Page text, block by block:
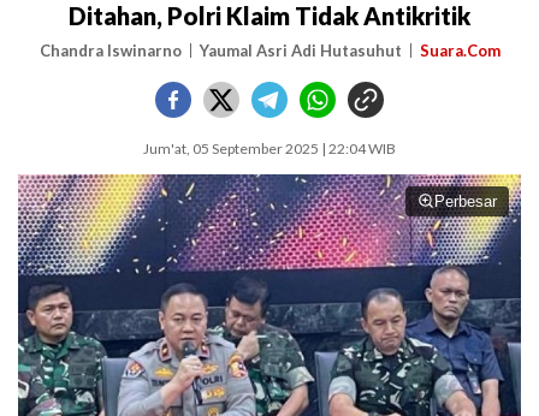
Ditahan, Polri Klaim Tidak Antikritik
Chandra Iswinarno Yaumal Asri Adi Hutasuhut Suara.Com
Jum'at, 05 September 2025 | 22:04 WIB
Perbesar